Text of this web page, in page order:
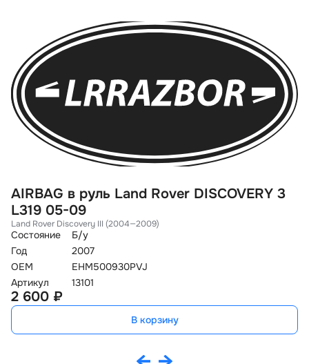
AIRBAG в руль Land Rover DISCOVERY 3
L319 05-09
Land Rover Discovery III (2004—2009)
Состояние
Б/у
Год
2007
OEM
EHM500930PVJ
Артикул
13101
2 600 ₽
В корзину